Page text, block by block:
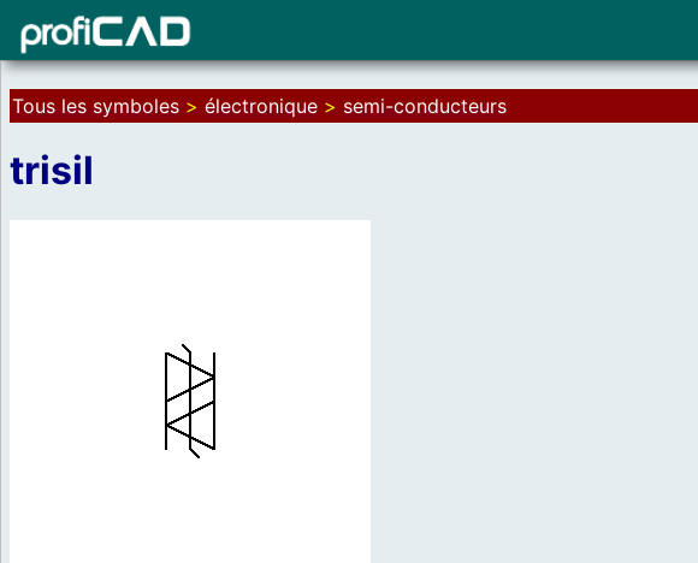
Tous les symboles > électronique > semi-conducteurs
trisil